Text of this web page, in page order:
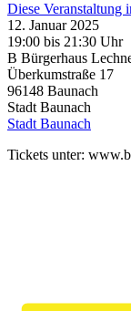
Diese Veranstaltung
12. Januar 2025
19:00 bis 21:30 Uhr
B Bürgerhaus
Überkumstraße 17
96148 Baunach
Stadt Baunach
Stadt Baunach
Tickets unter: